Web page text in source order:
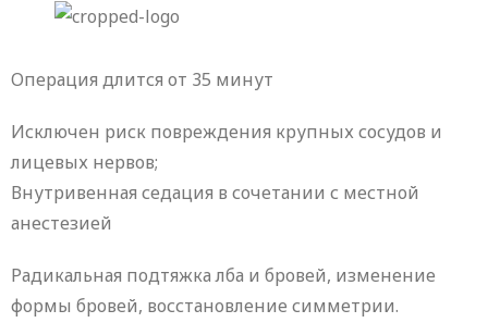
Операция длится от 35 минут
Исключен риск повреждения крупных сосудов и
лицевых нервов;
Внутривенная седация в сочетании с местной
анестезией
Радикальная подтяжка лба и бровей, изменение
формы бровей, восстановление симметрии.